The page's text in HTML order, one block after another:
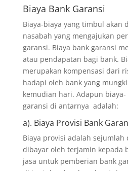
Biaya Bank Garansi
Biaya-biaya yang timbul akan
nasabah yang mengajukan
garansi. Biaya bank garansi
atau pendapatan bagi bank.
merupakan kompensasi dari
hadapi oleh bank yang
kemudian hari. Adapun
garansi di antarnya adalah:
a). Biaya Provisi Bank
Biaya provisi adalah sejumlah
dibayar oleh terjamin kepada
jasa untuk pemberian bank